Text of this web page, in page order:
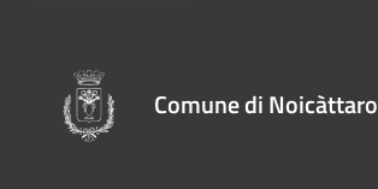
Comune di Noicàttaro